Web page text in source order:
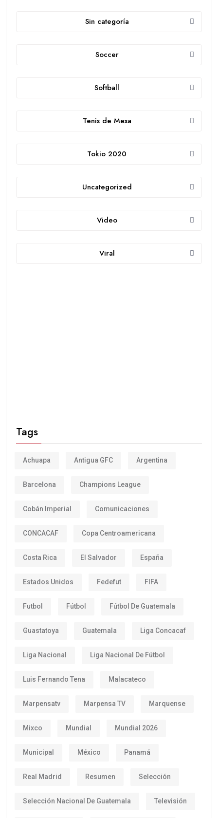
Sin categoría
Soccer
Softball
Tenis de Mesa
Tokio 2020
Uncategorized
Video
Viral
Tags
Achuapa Antigua GFC Argentina
Barcelona Champions League
Cobán Imperial Comunicaciones
CONCACAF Copa Centroamericana
Costa Rica El Salvador España
Estados Unidos Fedefut FIFA
Futbol Fútbol Fútbol De Guatemala
Guastatoya Guatemala Liga Concacaf
Liga Nacional Liga Nacional De Fútbol
Luis Fernando Tena Malacateco
Marpensatv Marpensa TV Marquense
Mixco Mundial Mundial 2026
Municipal México Panamá
Real Madrid Resumen Selección
Selección Nacional De Guatemala Televisión